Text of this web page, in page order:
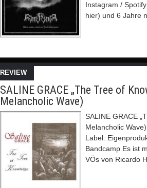
Instagram /
hier) und 6 Jahre
REVIEW
SALINE GRACE „The Tree of
Melancholic Wave)
SALINE GRACE
Melancholic
Label:
Bandcamp Es ist
VÖs von Ricardo